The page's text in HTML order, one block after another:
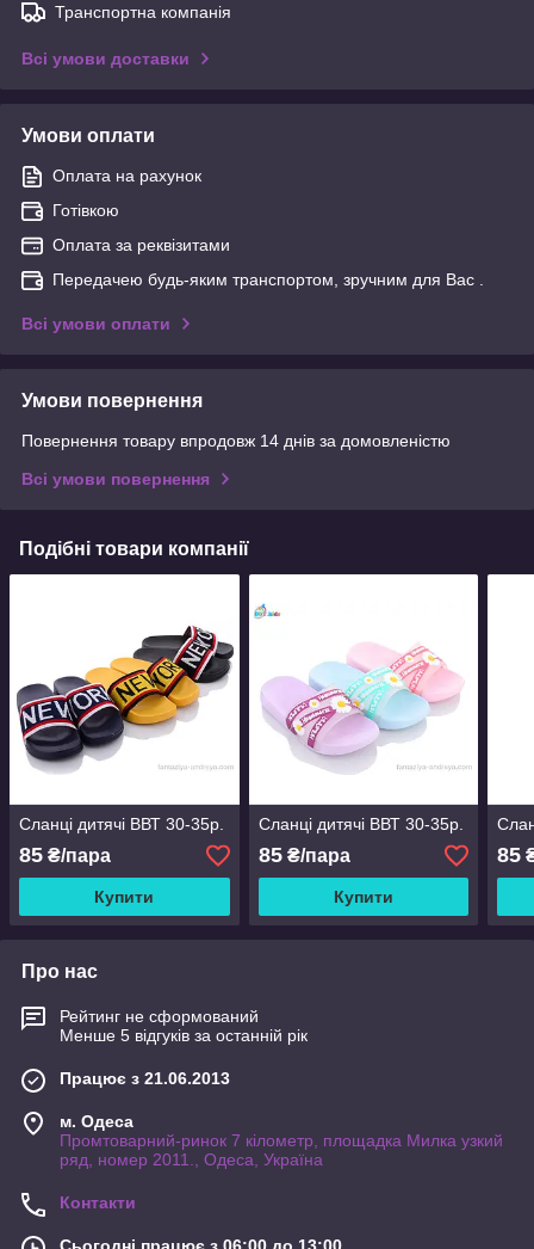
Транспортна компанія
Всі умови доставки
Умови оплати
Оплата на рахунок
Готівкою
Оплата за реквізитами
Передачею будь-яким транспортом, зручним для Вас .
Всі умови оплати
Умови повернення
Повернення товару впродовж 14 днів за домовленістю
Всі умови повернення
Подібні товари компанії
Сланці дитячі ВВТ 30-35р.
85 ₴/пара
Купити
Сланці дитячі ВВТ 30-35р.
85₴/пара
Купити
85
Про нас
Рейтинг не сформований
Менше 5 відгуків за останній рік
Працює з 21.06.2013
м. Одеса
Промтоварний-ринок 7 кілометр, площадка Милка узкий
ряд, номер 2011., Одеса, Україна
Контакти